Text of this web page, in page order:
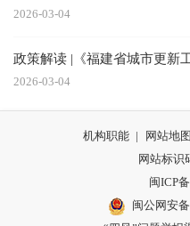
2026-03-04
政策解读 |《福建省城市更新
2026-03-04
机构职能 | 网站地图
网站标识
闽ICP
闽公网安